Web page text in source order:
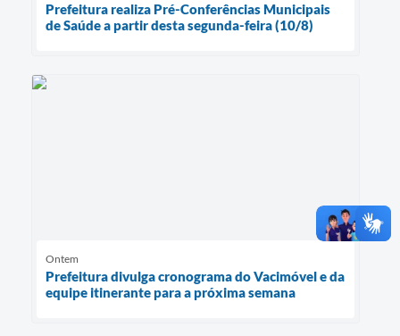
Prefeitura realiza Pré-Conferências Municipais
de Saúde a partir desta segunda-feira (10/8)
Ontem
Prefeitura divulga cronograma do Vacimóvel e da
equipe itinerante para a próxima semana